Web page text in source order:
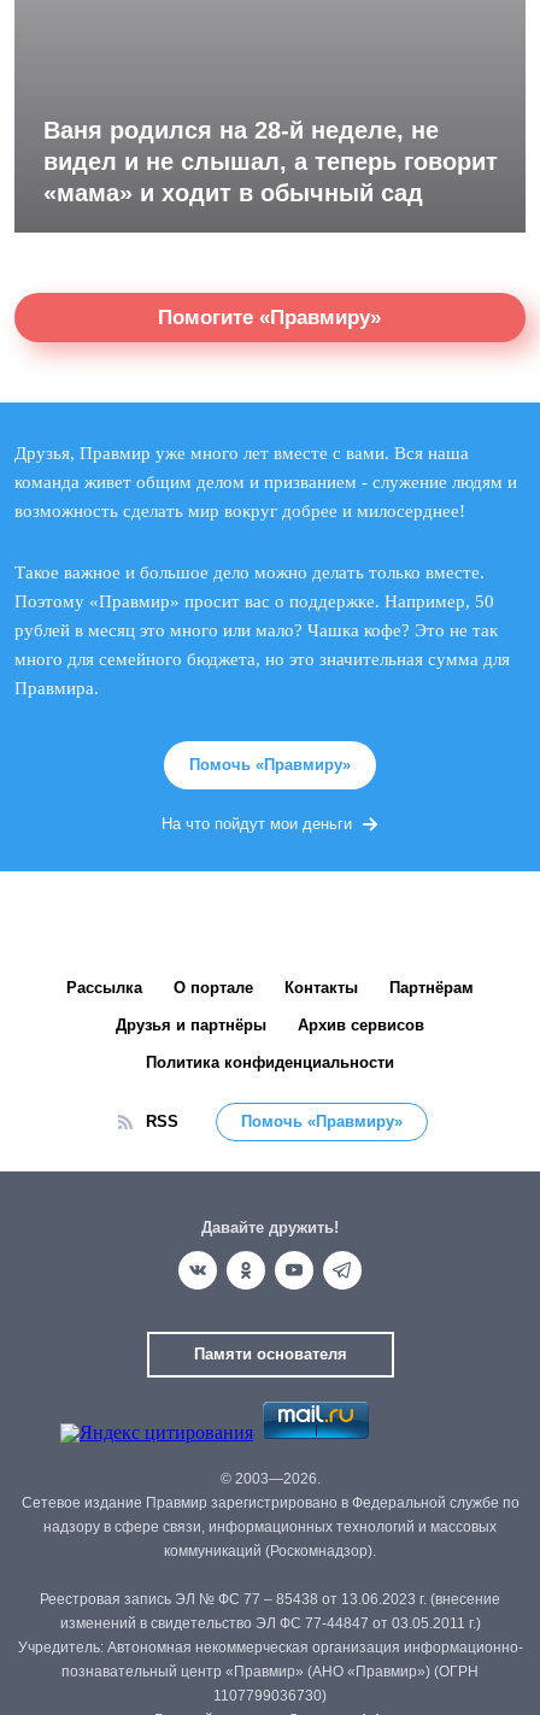
Ваня родился на 28-й неделе, не
видел и не слышал, а теперь говорит
«мама» и ходит в обычный сад
Помогите «Правмиру»
Друзья, Правмир уже много лет вместе с вами. Вся наша
команда живет общим делом и призванием - служение людям и
возможность сделать мир вокруг добрее и милосерднее!
Такое важное и большое дело можно делать только вместе.
Поэтому «Правмир» просит вас о поддержке. Например, 50
рублей в месяц это много или мало? Чашка кофе? Это не так
много для семейного бюджета, но это значительная сумма для
Правмира.
Помочь «Правмиру»
На что пойдут мои деньги
Рассылка О портале Контакты Партнёрам
Друзья и партнёры Архив сервисов
Политика конфиденциальности
RSS Помочь «Правмиру»
Давайте дружить!
Памяти основателя
© 2003—2026.
Сетевое издание Правмир зарегистрировано в Федеральной службе по
надзору в сфере связи, информационных технологий и массовых
коммуникаций (Роскомнадзор).
Реестровая запись ЭЛ № ФС 77 – 85438 от 13.06.2023 г. (внесение
изменений в свидетельство ЭЛ ФС 77-44847 от 03.05.2011 г.)
Учредитель: Автономная некоммерческая организация информационно-
познавательный центр «Правмир» (АНО «Правмир») (ОГРН
1107799036730)